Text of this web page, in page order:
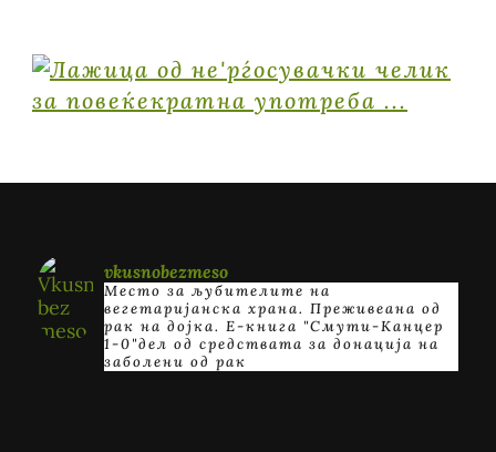
vkusnobezmeso
Место за љубителите на
вегетаријанска храна. Преживеана од
рак на дојка. E-книга "Смути-Канцер
1-0"дел од средствата за донација на
заболени од рак